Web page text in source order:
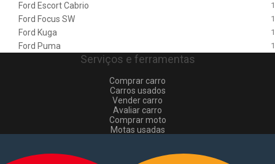
Ford Escort Cabrio 1
Ford Focus SW 1
Ford Kuga 1
Ford Puma 1
Serviços e ferramentas
Comprar carro
Carros usados
Vender carro
Avaliar carro
Comprar moto
Motas usadas
Comerciais usados